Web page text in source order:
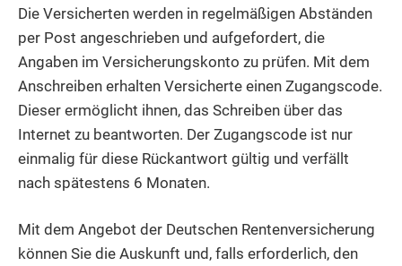
Die Versicherten werden in regelmäßigen Abständen
per Post angeschrieben und aufgefordert, die
Angaben im Versicherungskonto zu prüfen. Mit dem
Anschreiben erhalten Versicherte einen Zugangscode.
Dieser ermöglicht ihnen, das Schreiben über das
Internet zu beantworten. Der Zugangscode ist nur
einmalig für diese Rückantwort gültig und verfällt
nach spätestens 6 Monaten.
Mit dem Angebot der Deutschen Rentenversicherung
können Sie die Auskunft und, falls erforderlich, den